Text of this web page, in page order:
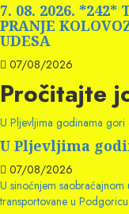
7. 08. 2026. *242*
PRANJE
UDESA
07/08/2026
Pročitajte
U Pljevljima godinama gori
U Pljevljima
07/08/2026
U sinoćnjem
transportovane u Podgoricu